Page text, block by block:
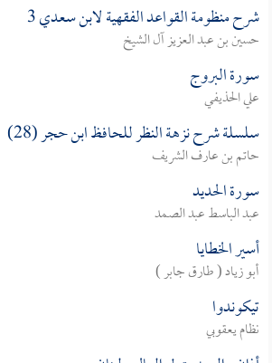
شرح منظومة القواعد الفقهية لابن سعدي 3
حسين بن عبد العزيز آل الشيخ
سورة البروج
علي الحذيفي
سلسلة شرح نزهة النظر للحافظ ابن حجر (28)
حاتم بن عارف الشريف
سورة الحديد
عبد الباسط عبد الصمد
أسير الخطايا
أبو زياد ( طارق جابر )
تيكوندوا
نظام يعقوبي